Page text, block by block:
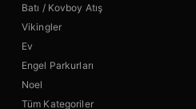
Batı / Kovboy Atış
Vikingler
Ev
Engel Parkurları
Noel
Tüm Kategoriler